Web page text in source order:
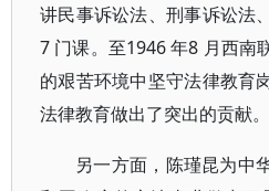
讲民事诉讼法、刑事诉讼法
7 门课。至1946 年8 月西南
的艰苦环境中坚守法律教育
法律教育做出了突出的贡献。
另一方面，陈瑾昆为中